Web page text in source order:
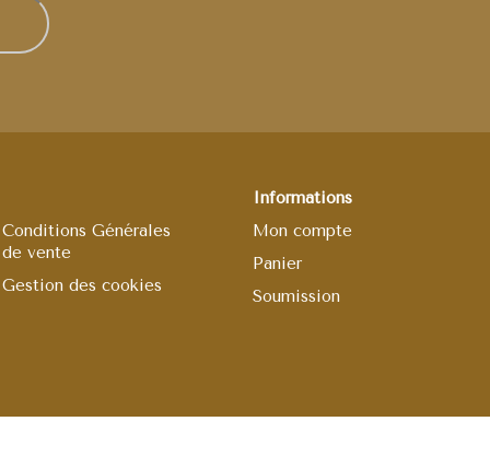
Conditions Générales
de vente
Gestion des cookies
Informations
Mon compte
Panier
Soumission